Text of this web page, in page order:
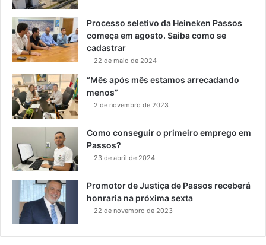
Processo seletivo da Heineken Passos
começa em agosto. Saiba como se
cadastrar
22 de maio de 2024
“Mês após mês estamos arrecadando
menos”
2 de novembro de 2023
Como conseguir o primeiro emprego em
Passos?
23 de abril de 2024
Promotor de Justiça de Passos receberá
honraria na próxima sexta
22 de novembro de 2023